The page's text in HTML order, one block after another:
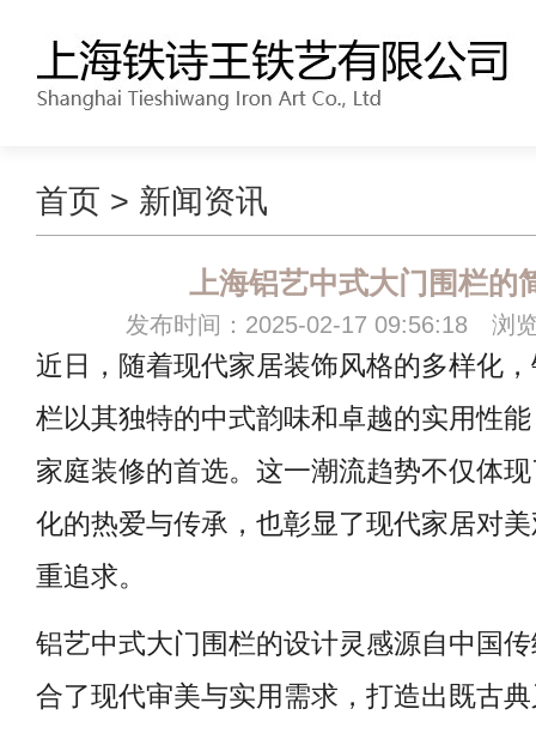
首页 > 新闻资讯
上海铝艺中式大门围栏的
发布时间：2025-02-17 09:56:18 浏
近日，随着现代家居装饰风格的多样化
栏以其独特的中式韵味和卓越的实用性
家庭装修的首选。这一潮流趋势不仅体
化的热爱与传承，也彰显了现代家居对
重追求。
铝艺中式大门围栏的设计灵感源自中国
合了现代审美与实用需求，打造出既古